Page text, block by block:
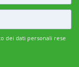
dei dati personali rese